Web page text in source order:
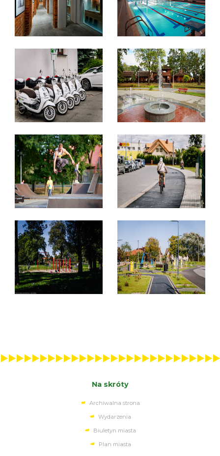
Na skróty
Archiwalna strona
Wydarzenia
Biuletyn miasta
Plan miasta